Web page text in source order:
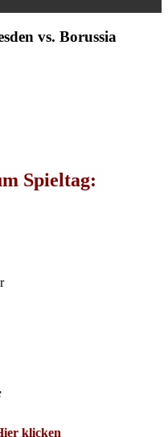
vs. Borussia
Spieltag:
klicken